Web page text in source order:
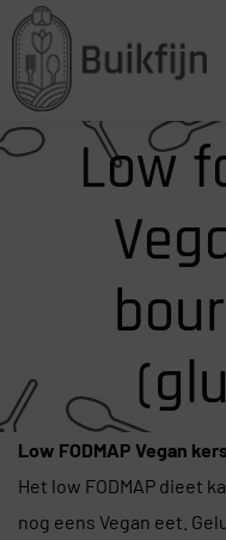
Low
Low FODMAP Vegan
Het low FODMAP dieet
nog eens Vegan eet.